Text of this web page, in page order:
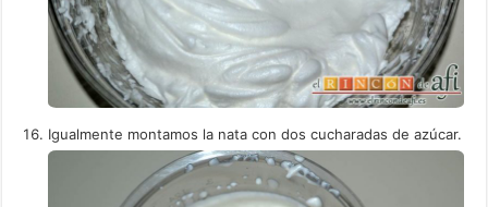
Igualmente montamos la nata con dos cucharadas de azúcar.